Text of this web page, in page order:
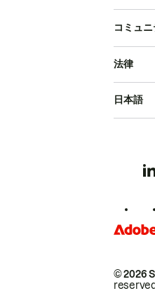
コミュニ
© 2026
法律
日本語